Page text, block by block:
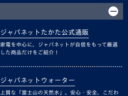
ジャパネットたかた公式通販
家電を中心に、ジャパネットが自信をもって厳選
した商品だけをご紹介！
ジャパネットウォーター
上質な「富士山の天然水」。安心・安全、こだわ